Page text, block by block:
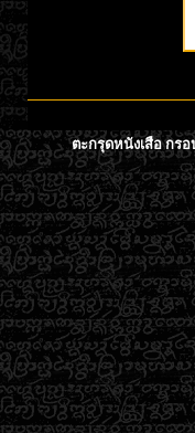
ตะกรุดหนังเสือ กร